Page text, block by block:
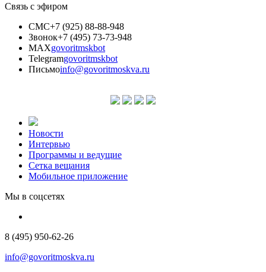
Связь с эфиром
СМС+7 (925) 88-88-948
Звонок+7 (495) 73-73-948
MAXgovoritmskbot
Telegramgovoritmskbot
Письмоinfo@govoritmoskva.ru
Новости
Интервью
Программы и ведущие
Сетка вещания
Мобильное приложение
Мы в соцсетях
8 (495) 950-62-26
info@govoritmoskva.ru